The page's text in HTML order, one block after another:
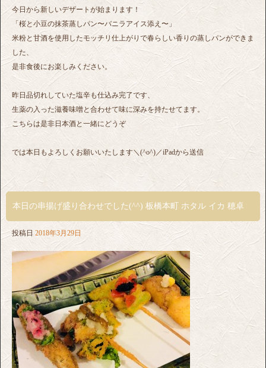
今日から新しいデザートが始まります！
「桜と小豆の抹茶蒸しパン〜バニラアイス添え〜」
米粉と甘酒を使用したモッチリ仕上がりで春らしい香りの蒸しパンができま
した、
是非食後にお楽しみください。
昨日品切れしていた塩辛も仕込み完了です、
生薬の入った滋養味噌と合わせて味に深みを持たせてます。
こちらは是非日本酒と一緒にどうぞ
では本日もよろしくお願いいたします＼(^o^)／iPadから送信
本日の串揚げ盛り合わせでした(^^) 板橋本町 ホタル イカ 穂卓
投稿日 2018年3月29日